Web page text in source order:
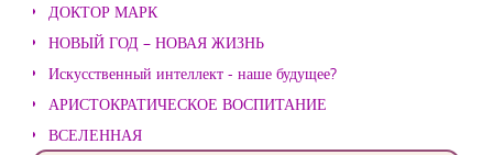
ДОКТОР МАРК
НОВЫЙ ГОД – НОВАЯ ЖИЗНЬ
Искусственный интеллект - наше будущее?
АРИСТОКРАТИЧЕСКОЕ ВОСПИТАНИЕ
ВСЕЛЕННАЯ